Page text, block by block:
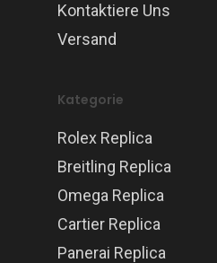
Kontaktiere Uns
Versand
Kategorie
Rolex Replica
Breitling Replica
Omega Replica
Cartier Replica
Panerai Replica